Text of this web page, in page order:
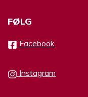
FØLG
Facebook
Instagram